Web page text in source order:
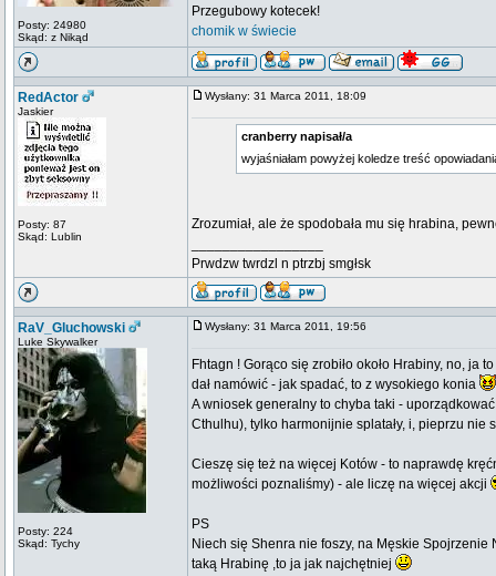
Posty: 24980
Skąd: z Nikąd
Przegubowy kotecek!
chomik w świecie
RedActor
Jaskier
Posty: 87
Skąd: Lublin
Wysłany: 31 Marca 2011, 18:09
cranberry napisał/a
wyjaśniałam powyżej koledze treść
Zrozumiał, ale że spodobała mu się hrabina,
Prwdzw twrdzl n ptrzbj smgłsk
RaV_Gluchowski
Luke Skywalker
Posty: 224
Skąd: Tychy
Wysłany: 31 Marca 2011, 19:56
Fhtagn ! Gorąco się zrobiło około Hrabiny, no, ja
dał namówić - jak spadać, to z wysokiego konia
A wniosek generalny to chyba taki -
Cthulhu), tylko harmonijnie splatały, i, pieprzu nie
Cieszę się też na więcej Kotów - to naprawdę
możliwości poznaliśmy) - ale liczę na więcej akcji
PS
Niech się Shenra nie foszy, na Męskie
taką Hrabinę ,to ja jak najchętniej